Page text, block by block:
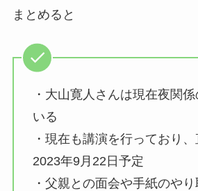
まとめると
・大山寛人さんは現在夜関
いる
・現在も講演を行っており
2023年9月22日予定
・父親との面会や手紙のや